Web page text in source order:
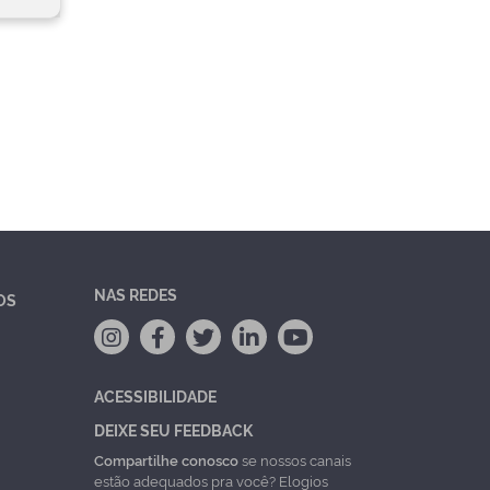
NAS REDES
ACESSIBILIDADE
DEIXE SEU FEEDBACK
Compartilhe conoscose nossos canais
estão adequados pra você? Elogios